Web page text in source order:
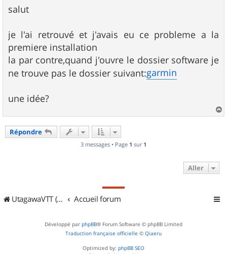
s
s
g
e
salut
je l'ai retrouvé et j'avais eu ce probleme a la
premiere installation
la par contre,quand j'ouvre le dossier software je
ne trouve pas le dossier suivant:garmin
une idée?
a
Répondre
3 messages • Page 1 sur 1
Aller
UtagawaVTT (Randos VTT et VTTAE avec traces GPS) Accueil forum
Développé par phpBB® Forum Software © phpBB Limited
Traduction française officielle © Qiaeru
Optimized by: phpBB SEO